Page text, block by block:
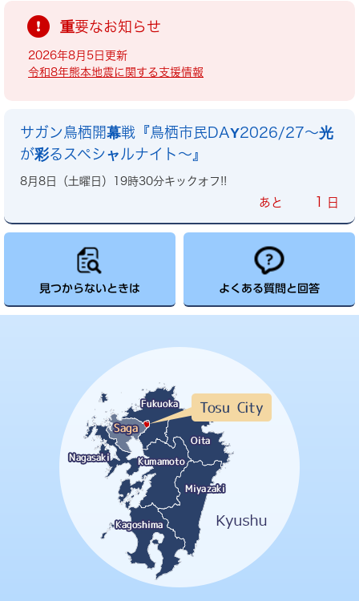
重要なお知らせ
2026年8月5日更新
令和8年熊本地震に関する支援情報
サガン鳥栖開幕戦『鳥栖市民DAY2026/27～光
が彩るスペシャルナイト～』
8月8日（土曜日）19時30分キックオフ!!
あと 1 日
見つからないときは よくある質問と回答